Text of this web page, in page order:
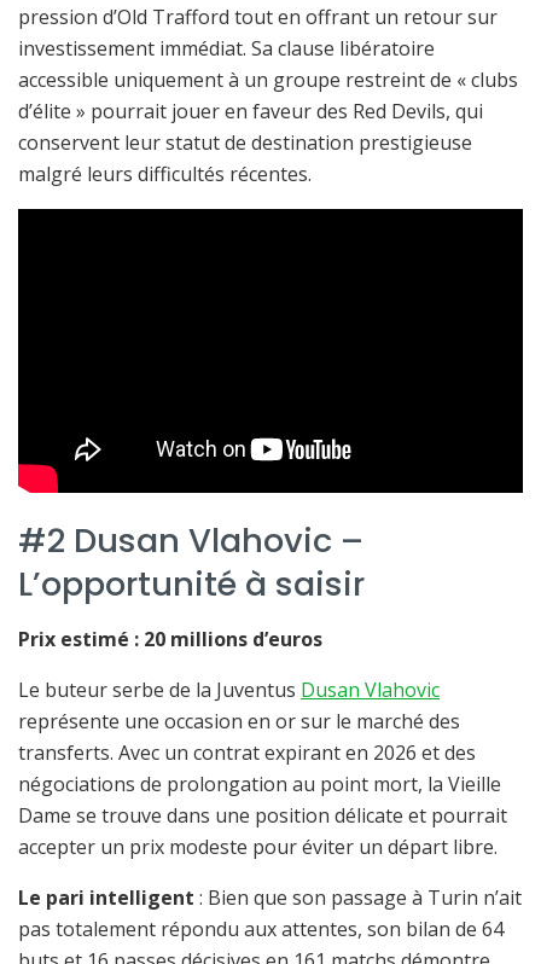
pression d’Old Trafford tout en offrant un retour sur
investissement immédiat. Sa clause libératoire
accessible uniquement à un groupe restreint de « clubs
d’élite » pourrait jouer en faveur des Red Devils, qui
conservent leur statut de destination prestigieuse
malgré leurs difficultés récentes.
#2 Dusan Vlahovic –
L’opportunité à saisir
Prix estimé : 20 millions d’euros
Le buteur serbe de la Juventus Dusan Vlahovic
représente une occasion en or sur le marché des
transferts. Avec un contrat expirant en 2026 et des
négociations de prolongation au point mort, la Vieille
Dame se trouve dans une position délicate et pourrait
accepter un prix modeste pour éviter un départ libre.
Le pari intelligent : Bien que son passage à Turin n’ait
pas totalement répondu aux attentes, son bilan de 64